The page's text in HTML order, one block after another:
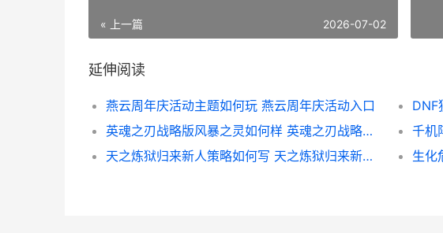
« 上一篇 2026-07-02
延伸阅读
燕云周年庆活动主题如何玩 燕云周年庆活动入口
英魂之刃战略版风暴之灵如何样 英魂之刃战略版中秋节卡包
千机
天之炼狱归来新人策略如何写 天之炼狱归来新技能